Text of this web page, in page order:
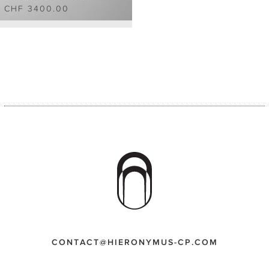
CHF 3400.00
CONTACT@HIERONYMUS-CP.COM